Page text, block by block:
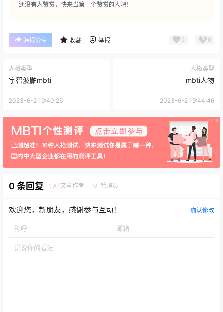
还没有人赞赏，快来当第一个赞赏的人吧！
海报分享 收藏 举报 0 0
人格类型
宇智波鼬mbti
2023-6-2 19:40:26
人格类型
mbti人物
2023-6-2 19:44:46
0 条回复 A 文章作者 M 管理员
欢迎您，新朋友，感谢参与互动！ 确认修改